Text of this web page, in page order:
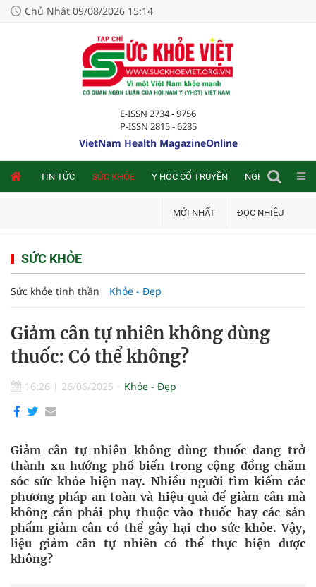
Chủ Nhật 09/08/2026 15:14
E-ISSN 2734 - 9756
P-ISSN 2815 - 6285
VietNam Health MagazineOnline
TIN TỨC SỨC KHỎE Y HỌC CỔ TRUYỀN NGHIÊN CỨU
MỚI NHẤT ĐỌC NHIỀU
SỨC KHỎE
Sức khỏe tinh thần Khỏe - Đẹp
Giảm cân tự nhiên không dùng
thuốc: Có thể không?
16:26 | 26/06/2025 Khỏe - Đẹp
Giảm cân tự nhiên không dùng thuốc đang trở
thành xu hướng phổ biến trong cộng đồng chăm
sóc sức khỏe hiện nay. Nhiều người tìm kiếm các
phương pháp an toàn và hiệu quả để giảm cân mà
không cần phải phụ thuộc vào thuốc hay các sản
phẩm giảm cân có thể gây hại cho sức khỏe. Vậy,
liệu giảm cân tự nhiên có thể thực hiện được
không?